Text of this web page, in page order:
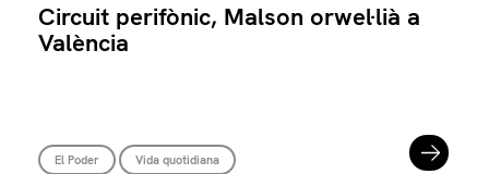
Circuit perifònic, Malson orwel·lià a
València
El Poder Vida quotidiana